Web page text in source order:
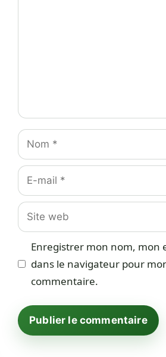
Nom
E-
mail
Site
web
Enregistrer mon nom, mon
dans le navigateur pour
commentaire.